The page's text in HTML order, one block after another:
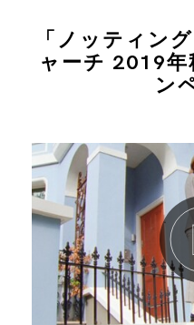
「ノッティン
ャーチ 2019年
ン